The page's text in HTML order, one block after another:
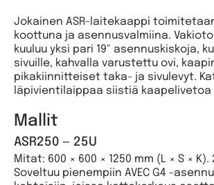
Jokainen ASR-laitekaappi
koottuna ja asennusvalmiina.
kuuluu yksi pari 19" asennuskiskoja,
sivuille, kahvalla varustettu ovi,
pikakiinnitteiset taka- ja sivulevyt.
läpivientilaippaa siistiä kaapelivetoa
Mallit
ASR250 — 25U
Mitat: 600 × 600 × 1250 mm (L × S ×
Soveltuu pienempiin AVEC G4 -